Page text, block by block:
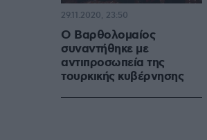
Ο Βαρθολομαίος
συναντήθηκε με
αντιπροσωπεία της
τουρκικής κυβέρνησης
29.11.2020, 23:50